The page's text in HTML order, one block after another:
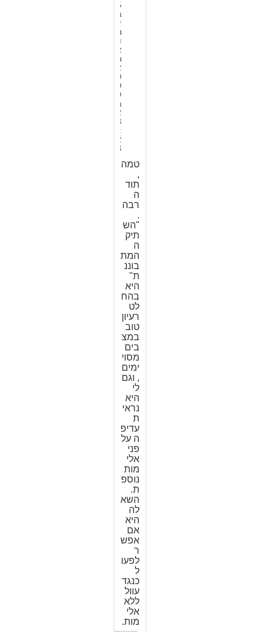
5
ב
י
נ
ו
א
ר
2
0
0
9
ב
2
3
:
2
3
טמה
,
תוד
ה
רבה
.
"הש
תיק
ה
המת
בוננ
ת"
היא
בהח
לט
רעיון
טוב
במצ
בים
מסוי
ימים
, וגם
לי
היא
נראי
ת
עדיפ
ה על
פני
אלי
מות
נוספ
ת.
השא
לה
היא
אם
אפש
ר
לפעו
ל
כנגד
עוול
ללא
אלי
מות.